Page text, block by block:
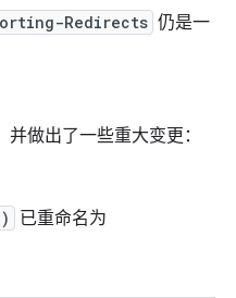
Redirects 仍是一
做出了一些重大变更：
已重命名为